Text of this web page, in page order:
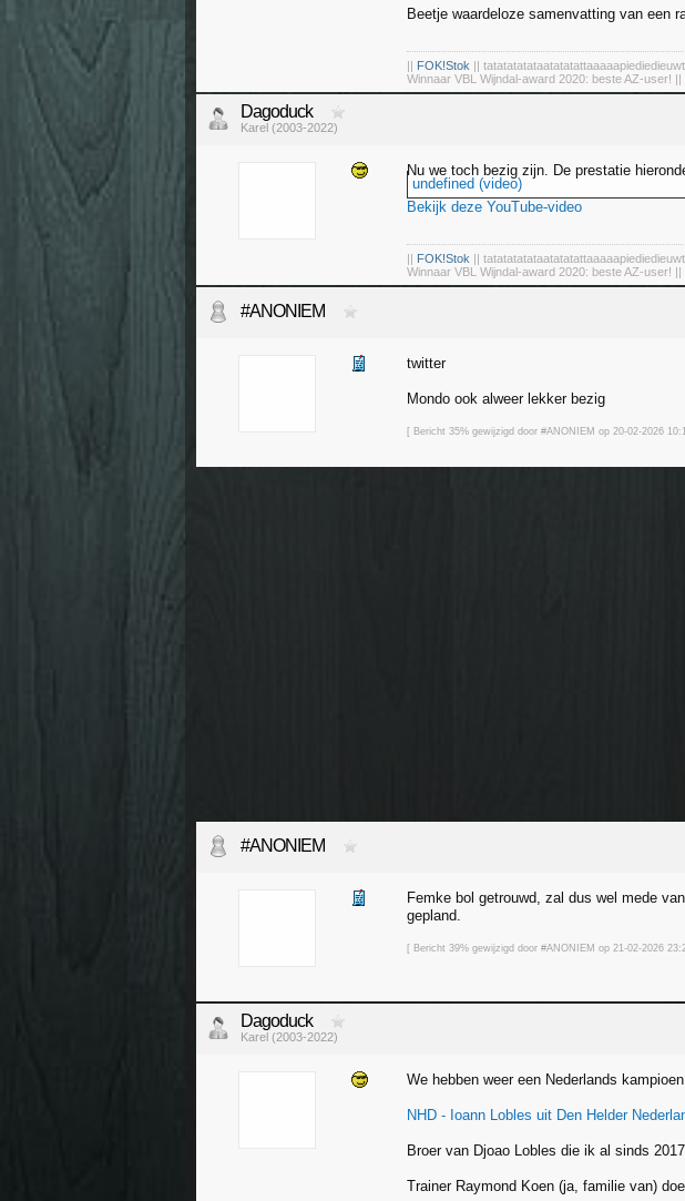
Beetje waardeloze samenvatting van een
|| FOK!Stok ||
Winnaar VBL Wijndal-award 2020: beste AZ-user! ||
Dagoduck
Karel (2003-2022)
Nu we toch bezig zijn. De prestatie
undefined (video)
Bekijk deze YouTube-video
|| FOK!Stok ||
Winnaar VBL Wijndal-award 2020: beste AZ-user! ||
#ANONIEM
twitter
Mondo ook alweer lekker bezig
[ Bericht 35% gewijzigd door #ANONIEM op 20-02-2026
#ANONIEM
Femke bol getrouwd, zal dus wel mede
gepland.
[ Bericht 39% gewijzigd door #ANONIEM op 21-02-2026
Dagoduck
Karel (2003-2022)
We hebben weer een Nederlands
NHD - Ioann Lobles uit Den Helder
Broer van Djoao Lobles die ik al sinds
Trainer Raymond Koen (ja, familie van)